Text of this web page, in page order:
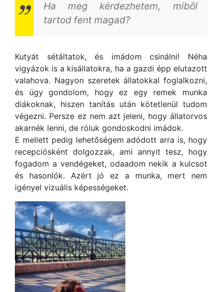
Ha meg kérdezhetem, miből
tartod fent magad?
Kutyát sétáltatok, és imádom csinálni! Néha
vigyázok is a kisállatokra, ha a gazdi épp elutazott
valahova. Nagyon szeretek állatokkal foglalkozni,
és úgy gondolom, hogy ez egy remek munka
diákoknak, hiszen tanítás után kötetlenül tudom
végezni. Persze ez nem azt jeleni, hogy állatorvos
akarnék lenni, de róluk gondoskodni imádok.
E mellett pedig lehetőségem adódott arra is, hogy
recepciósként dolgozzak, ami annyit tesz, hogy
fogadom a vendégeket, odaadom nekik a kulcsot
és hasonlók. Azért jó ez a munka, mert nem
igényel vizuális képességeket.